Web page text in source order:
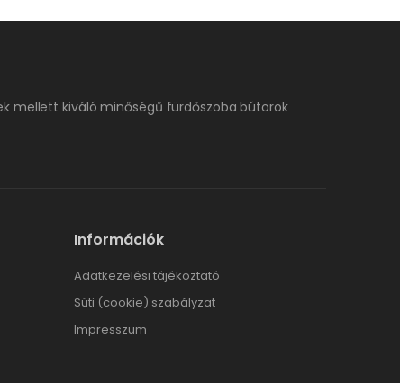
mellett kiváló minőségű fürdőszoba bútorok
Információk
Adatkezelési tájékoztató
Süti (cookie) szabályzat
Impresszum